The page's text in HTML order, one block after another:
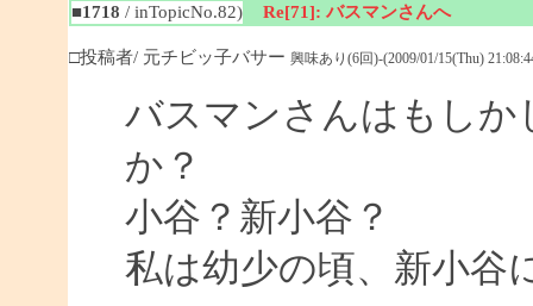
■1718 / inTopicNo.82) Re[71]: バスマンさんへ
□投稿者/ 元チビッ子バサー 興味あり(6回)-(2009/01/15(Thu)
バスマンさんはもしか
か？
小谷？新小谷？
私は幼少の頃、新小谷